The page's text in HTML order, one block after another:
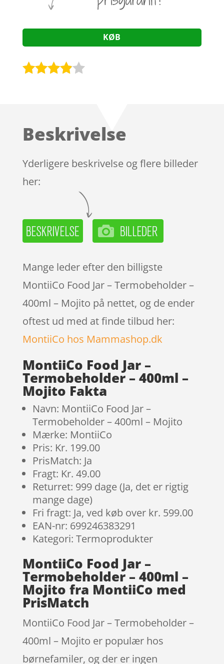
KØB
på
ømmels
er
Beskrivelse
Yderligere beskrivelse og flere billeder
her:
Mange leder efter den billigste
MontiiCo Food Jar – Termobeholder –
400ml – Mojito på nettet, og de ender
oftest ud med at finde tilbud her:
MontiiCo hos Mammashop.dk
MontiiCo Food Jar –
Termobeholder – 400ml –
Mojito Fakta
Navn: MontiiCo Food Jar –
Termobeholder – 400ml – Mojito
Mærke: MontiiCo
Pris: Kr. 199.00
PrisMatch: Ja
Fragt: Kr. 49.00
Returret: 999 dage (Ja, det er rigtig
mange dage)
Fri fragt: Ja, ved køb over kr. 599.00
EAN-nr: 699246383291
Kategori: Termoprodukter
MontiiCo Food Jar –
Termobeholder – 400ml –
Mojito fra MontiiCo med
PrisMatch
MontiiCo Food Jar – Termobeholder –
400ml – Mojito er populær hos
børnefamiler, og der er ingen